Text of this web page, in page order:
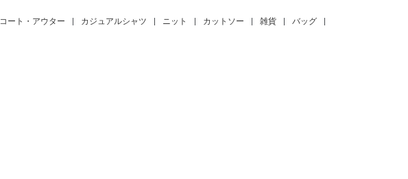
コート・アウター カジュアルシャツ ニット カットソー 雑貨 バッグ